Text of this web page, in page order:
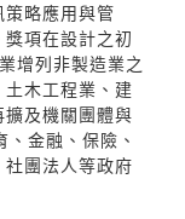
略應用與管
項在設計之初
增列非製造業之
木工程業、建
及機關團體與
金融、保險、
團法人等政府